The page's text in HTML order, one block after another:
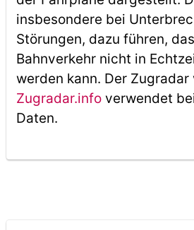
insbesondere bei
Störungen, dazu führen,
Bahnverkehr nicht in
werden kann. Der Zugradar
Zugradar.infoverwendet
Daten.